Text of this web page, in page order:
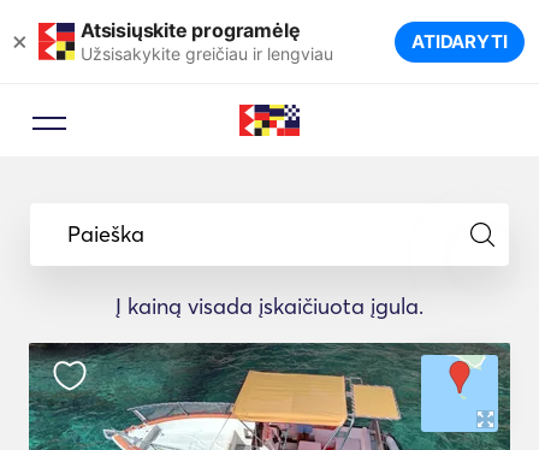
× Atsisiųskite programėlę
Užsisakykite greičiau ir lengviau ATIDARYTI
Paieška
Į kainą visada įskaičiuota įgula.